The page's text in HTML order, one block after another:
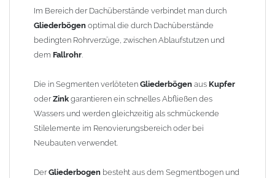
finden Sie im Shop unter "Zulage Winkelstück").
Die Ausladung wird von Mitte Stutzen bis Mitte Fallrohr
gemessen. Ab 1300mm Ausladung werden die Gliederbögen 2-
Lieferzeit: ca. 1-2 Wochen nach Zahlungseingang
Sonderanfertigung: Artikel wird kundenspezifisch angefertigt -
keine Rücknahme möglich!
Im Bereich der Dachüberstände verbindet man durch
Gliederbögen optimal die durch Dachüberstände
bedingten Rohrverzüge, zwischen Ablaufstutzen und
dem Fallrohr.
Die in Segmenten verlöteten Gliederbögen aus Kupfer
oderZink garantieren ein schnelles Abfließen des
Wassers und werden gleichzeitig als schmückende
Stilelemente im Renovierungsbereich oder bei
Neubauten verwendet.
DerGliederbogen besteht aus dem Segmentbogen und